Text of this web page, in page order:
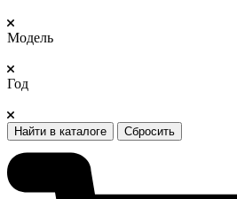
Модель
Год
Найти в каталоге Сбросить